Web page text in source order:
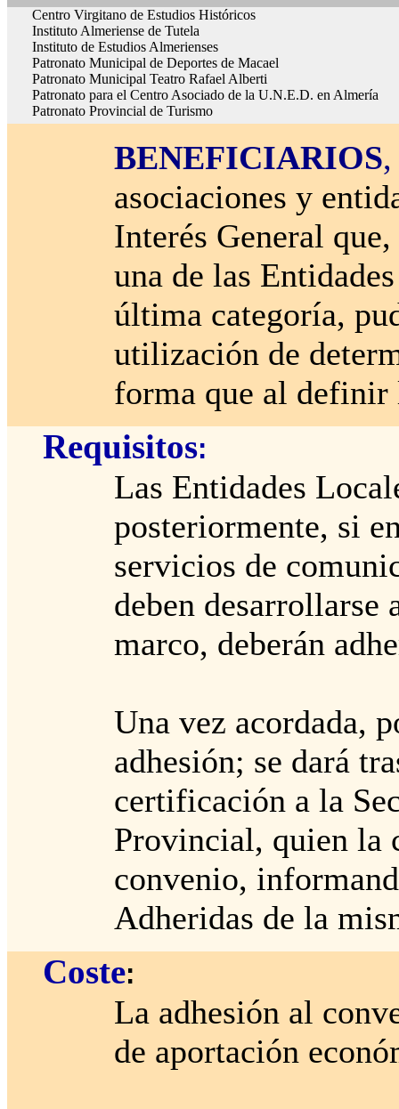
Centro Virgitano de Estudios Históricos
Instituto Almeriense de Tutela
Instituto de Estudios Almerienses
Patronato Municipal de Deportes de Macael
Patronato Municipal Teatro Rafael Alberti
Patronato para el Centro Asociado de la U.N.E.D. en Almería
Patronato Provincial de Turismo
BENEFICIARIOS,
asociaciones y
Interés General
una de las
última categoría,
utilización de
forma que al definir
Requisitos:
Las Entidades
posteriormente, si
servicios de
deben desarrollarse
marco, deberán
Una vez acordada,
adhesión; se dará
certificación a la
Provincial, quien la
convenio,
Adheridas de la
Coste:
La adhesión al
de aportación